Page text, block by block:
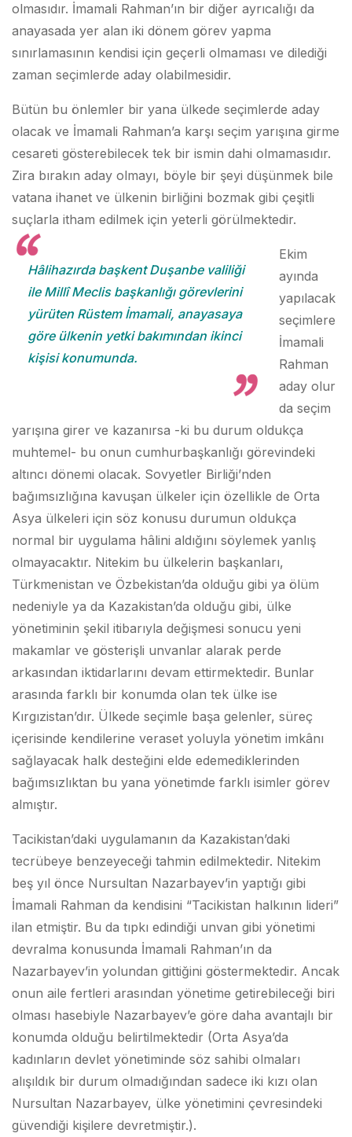
olmasıdır. İmamali Rahman’ın bir diğer ayrıcalığı da
anayasada yer alan iki dönem görev yapma
sınırlamasının kendisi için geçerli olmaması ve dilediği
zaman seçimlerde aday olabilmesidir.
Bütün bu önlemler bir yana ülkede seçimlerde aday
olacak ve İmamali Rahman’a karşı seçim yarışına girme
cesareti gösterebilecek tek bir ismin dahi olmamasıdır.
Zira bırakın aday olmayı, böyle bir şeyi düşünmek bile
vatana ihanet ve ülkenin birliğini bozmak gibi çeşitli
suçlarla itham edilmek için yeterli görülmektedir.
Hâlihazırda başkent Duşanbe valiliği
ile Millî Meclis başkanlığı görevlerini
yürüten Rüstem İmamali, anayasaya
göre ülkenin yetki bakımından ikinci
kişisi konumunda.
Ekim
ayında
yapılacak
seçimlere
İmamali
Rahman
aday olur
da seçim
yarışına girer ve kazanırsa -ki bu durum oldukça
muhtemel- bu onun cumhurbaşkanlığı görevindeki
altıncı dönemi olacak. Sovyetler Birliği’nden
bağımsızlığına kavuşan ülkeler için özellikle de Orta
Asya ülkeleri için söz konusu durumun oldukça
normal bir uygulama hâlini aldığını söylemek yanlış
olmayacaktır. Nitekim bu ülkelerin başkanları,
Türkmenistan ve Özbekistan’da olduğu gibi ya ölüm
nedeniyle ya da Kazakistan’da olduğu gibi, ülke
yönetiminin şekil itibarıyla değişmesi sonucu yeni
makamlar ve gösterişli unvanlar alarak perde
arkasından iktidarlarını devam ettirmektedir. Bunlar
arasında farklı bir konumda olan tek ülke ise
Kırgızistan’dır. Ülkede seçimle başa gelenler, süreç
içerisinde kendilerine veraset yoluyla yönetim imkânı
sağlayacak halk desteğini elde edemediklerinden
bağımsızlıktan bu yana yönetimde farklı isimler görev
almıştır.
Tacikistan’daki uygulamanın da Kazakistan’daki
tecrübeye benzeyeceği tahmin edilmektedir. Nitekim
beş yıl önce Nursultan Nazarbayev’in yaptığı gibi
İmamali Rahman da kendisini “Tacikistan halkının lideri”
ilan etmiştir. Bu da tıpkı edindiği unvan gibi yönetimi
devralma konusunda İmamali Rahman’ın da
Nazarbayev’in yolundan gittiğini göstermektedir. Ancak
onun aile fertleri arasından yönetime getirebileceği biri
olması hasebiyle Nazarbayev’e göre daha avantajlı bir
konumda olduğu belirtilmektedir (Orta Asya’da
kadınların devlet yönetiminde söz sahibi olmaları
alışıldık bir durum olmadığından sadece iki kızı olan
Nursultan Nazarbayev, ülke yönetimini çevresindeki
güvendiği kişilere devretmiştir.).